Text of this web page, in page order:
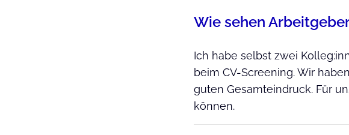
Wie sehen
Ich habe selbst zwei
beim CV-Screening. Wir
guten Gesamteindruck. Für
können.